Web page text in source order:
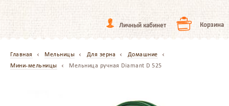
Личный кабинет Корзина
Главная Мельницы Для зерна
Домашние
Мини-мельницы
Мельница ручная Diamant D 525